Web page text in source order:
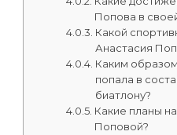
Попова в
Какой
Анастасия
Каким
попала в
биатлону?
Какие планы
Поповой?